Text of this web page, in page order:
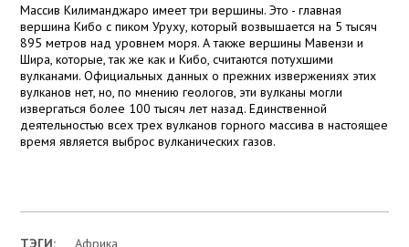
Массив Килиманджаро имеет три вершины. Это - главная
вершина Кибо с пиком Уруху, который возвышается на 5 тысяч
895 метров над уровнем моря. А также вершины Мавензи и
Шира, которые, так же как и Кибо, считаются потухшими
вулканами. Официальных данных о прежних извержениях этих
вулканов нет, но, по мнению геологов, эти вулканы могли
извергаться более 100 тысяч лет назад. Единственной
деятельностью всех трех вулканов горного массива в настоящее
время является выброс вулканических газов.
ТЭГИ: Африка